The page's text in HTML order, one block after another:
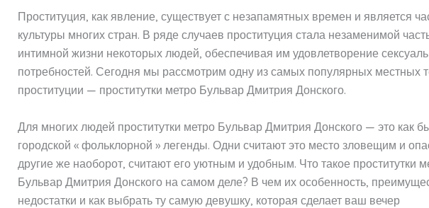
Проституция, как явление, существует с незапамятных времен и является
культуры многих стран. В ряде случаев проституция стала незаменимой
интимной жизни некоторых людей, обеспечивая им удовлетворение
потребностей. Сегодня мы рассмотрим одну из самых популярных местных
проституции — проститутки метро Бульвар Дмитрия Донского.
Для многих людей проститутки метро Бульвар Дмитрия Донского — это как
городской « фольклорной » легенды. Одни считают это место зловещим и
другие же наоборот, считают его уютным и удобным. Что такое проститутки
Бульвар Дмитрия Донского на самом деле? В чем их особенность,
недостатки и как выбрать ту самую девушку, которая сделает ваш вечер